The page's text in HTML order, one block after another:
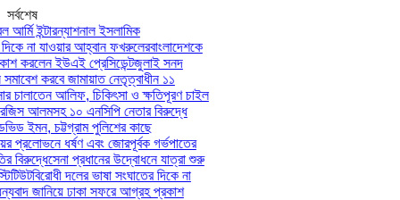
সর্বশেষ
সেনা প্রধানের উদ্বোধনে যাত্রা শুরু করল আর্মি ইন্টারন্যাশনাল ইসলামিক
ইনস্টিটিউটবিরোধী দলের ভাষা সংঘাতের দিকে না যাওয়ার আহ্বান ফখরুলের
ধন্যবাদ জানিয়ে ঢাকা সফরে আগ্রহ প্রকাশ করলেন ইউএই প্রেসিডেন্ট
বাস্তবায়নের দাবিতে ৫ আগস্ট নয়াপল্টনে সমাবেশ করবে জামায়াত নেতৃত্বাধীন ১১
দলঅসুস্থ বাবা ও প্রতিবন্ধী মায়ের সংসার চালাতেন আলিফ, চিকিৎসা ও ক্ষতিপূরণ চাইল
এনসিপিহবিগঞ্জে নাসীরুদ্দীন পাটোয়ারী-সারজিস আলমসহ ১০ এনসিপি নেতার বিরুদ্ধে
মামল।যশোরে গ্রেপ্তার শীর্ষ সন্ত্রাসী ডেভিড ইমন, চট্টগ্রাম পুলিশের কাছে
হস্তান্তরপটুয়াখালীতে বিধবা নারীকে বিয়ের প্রলোভনে ধর্ষণ এবং জোরপূর্বক গর্ভপাতের
অভিযোগে উপজেলা জামায়াতের সভাপতির বিরুদ্ধে
করল আর্মি ইন্টারন্যাশনাল ইসলামিক ইনস্টিটিউট
যাওয়ার আহ্বান ফখরুলেরবাংলাদেশকে ধন্যবাদ জানিয়ে ঢাকা সফরে আগ্রহ প্রকাশ